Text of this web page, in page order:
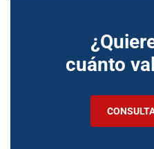
cuánto